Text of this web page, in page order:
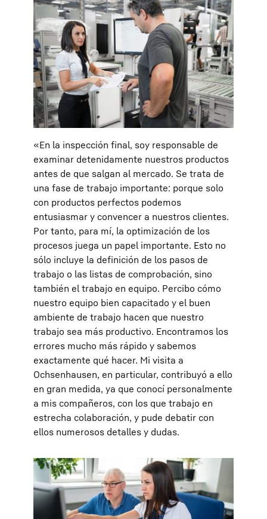
«En la inspección final, soy responsable de
examinar detenidamente nuestros productos
antes de que salgan al mercado. Se trata de
una fase de trabajo importante: porque solo
con productos perfectos podemos
entusiasmar y convencer a nuestros clientes.
Por tanto, para mí, la optimización de los
procesos juega un papel importante. Esto no
sólo incluye la definición de los pasos de
trabajo o las listas de comprobación, sino
también el trabajo en equipo. Percibo cómo
nuestro equipo bien capacitado y el buen
ambiente de trabajo hacen que nuestro
trabajo sea más productivo. Encontramos los
errores mucho más rápido y sabemos
exactamente qué hacer. Mi visita a
Ochsenhausen, en particular, contribuyó a ello
en gran medida, ya que conocí personalmente
a mis compañeros, con los que trabajo en
estrecha colaboración, y pude debatir con
ellos numerosos detalles y dudas.